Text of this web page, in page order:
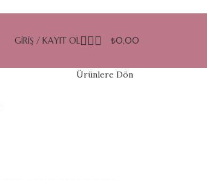
GIRIŞ / KAYIT OL ₺0,00
Ürünlere Dön